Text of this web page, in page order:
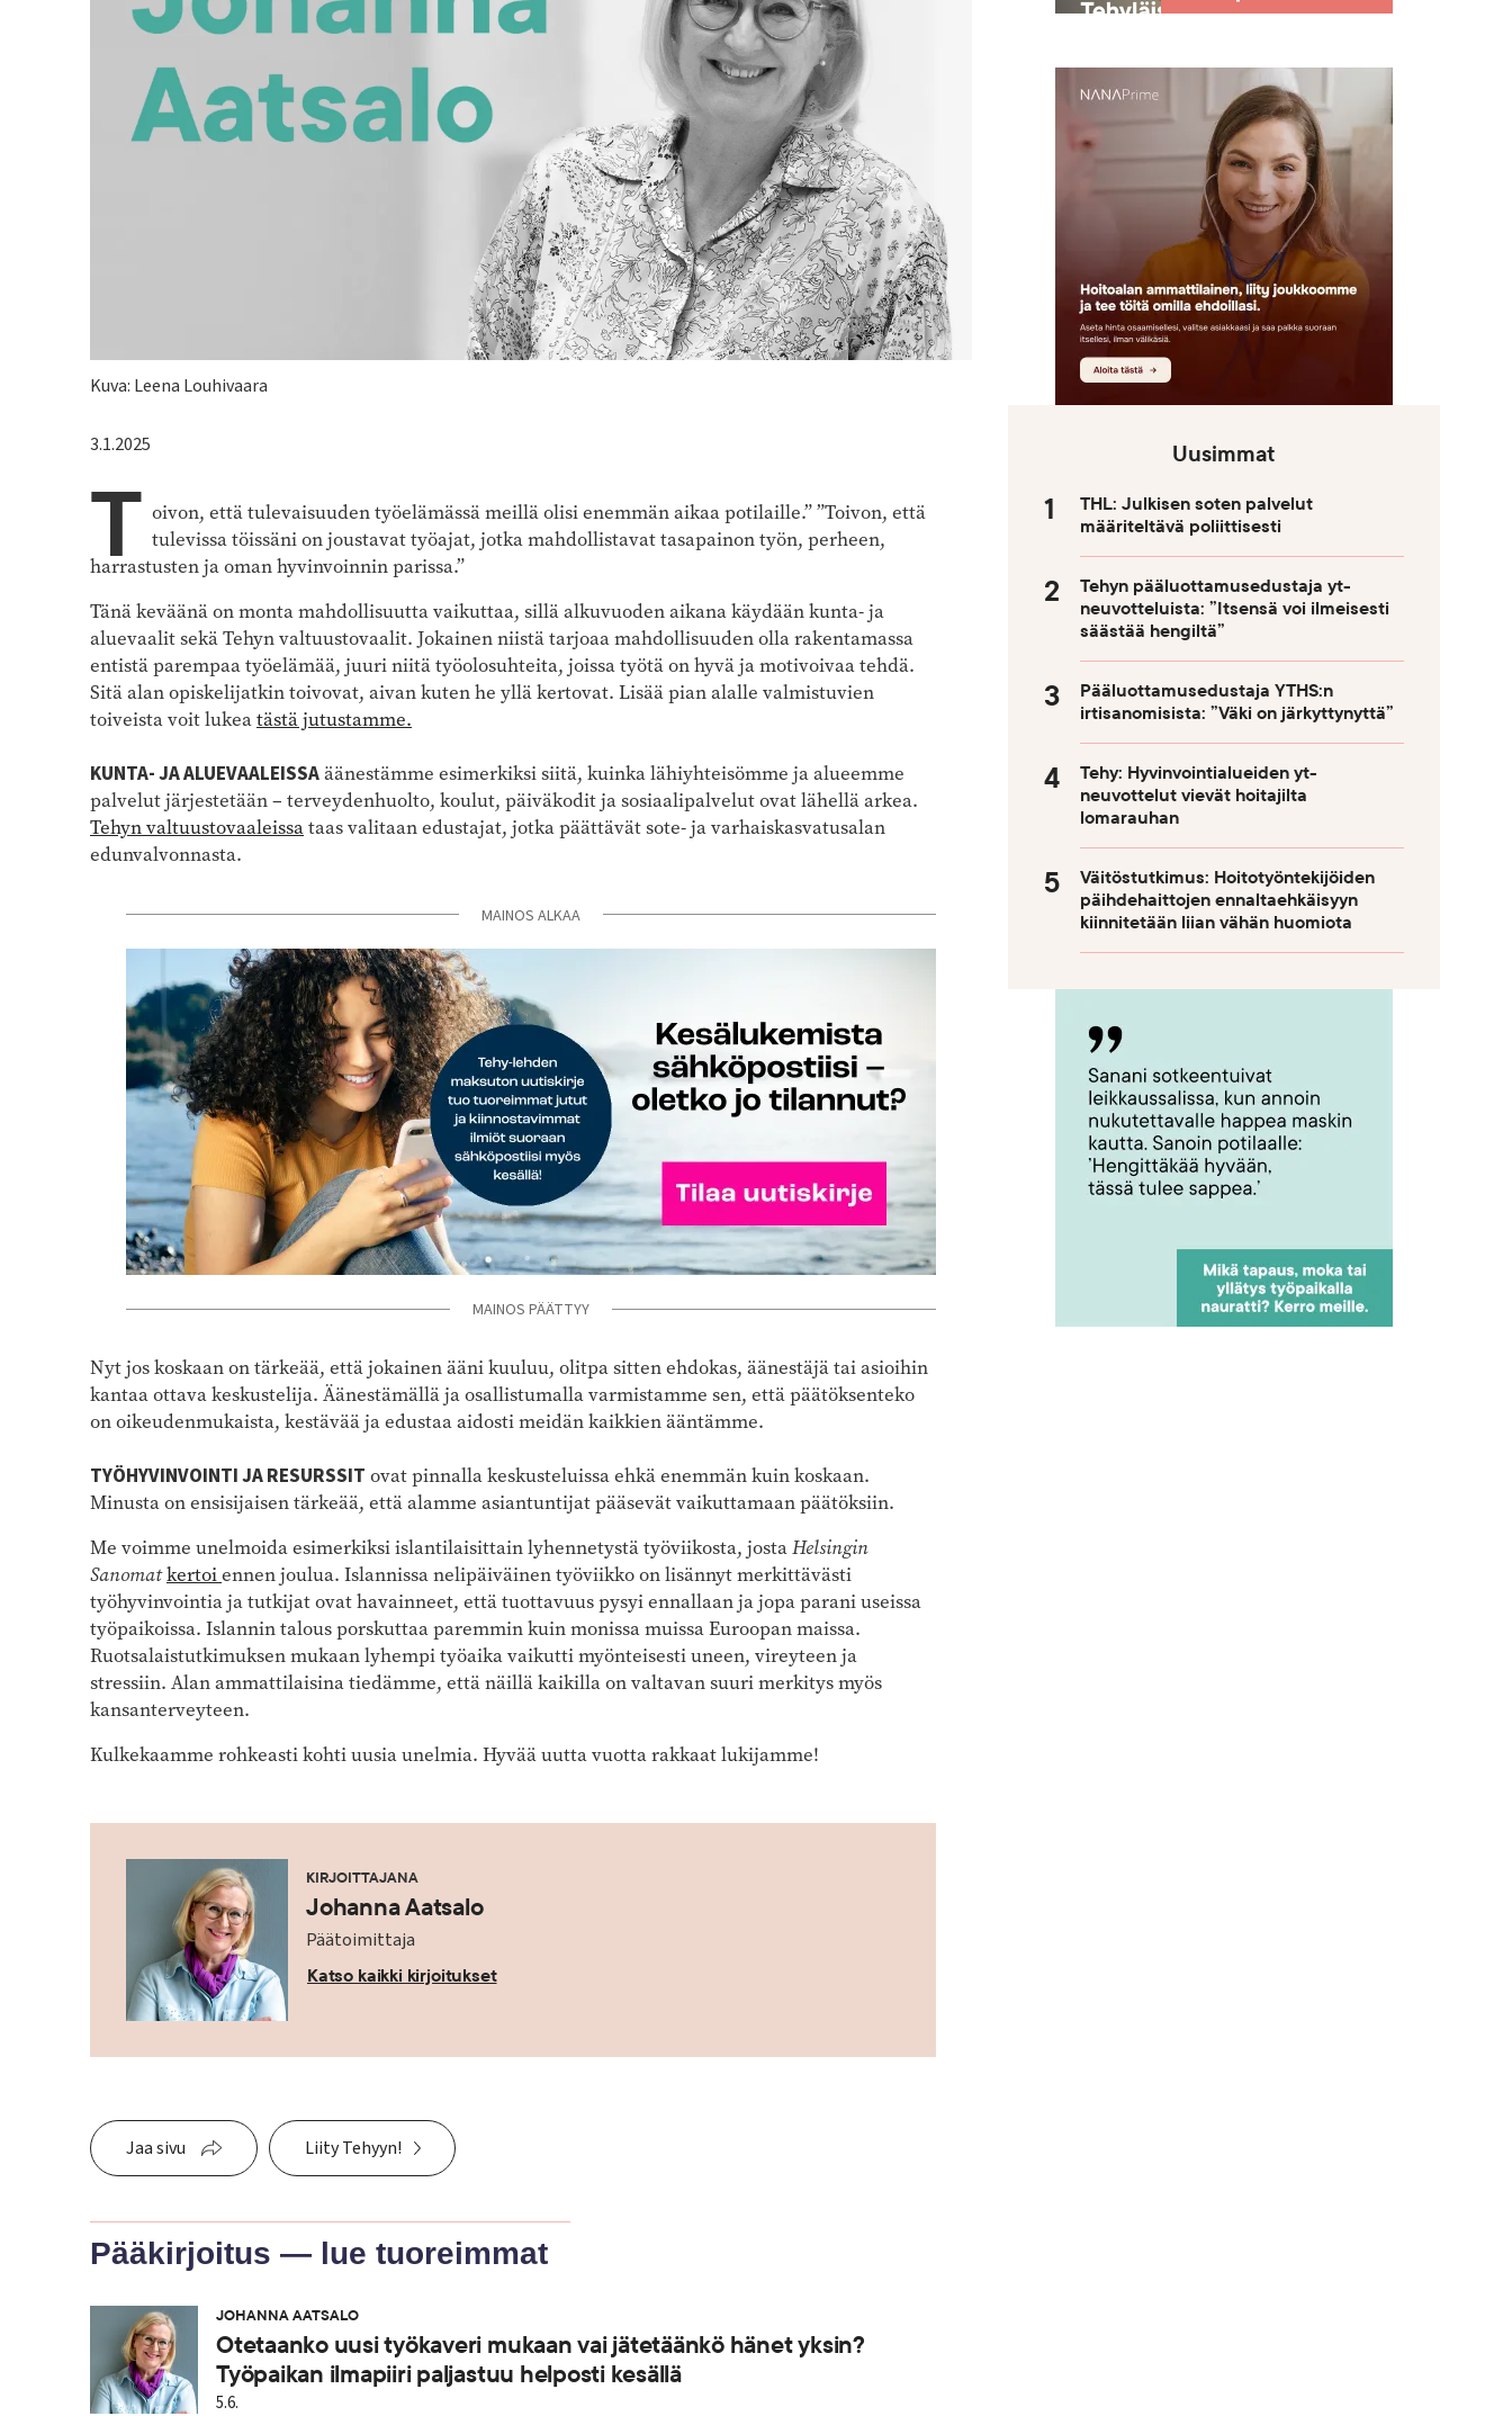
Kuva: Leena Louhivaara
3.1.2025
T oivon, että tulevaisuuden työelämässä meillä olisi enemmän aikaa potilaille.” ”Toivon, että
tulevissa töissäni on joustavat työajat, jotka mahdollistavat tasapainon työn, perheen,
harrastusten ja oman hyvinvoinnin parissa.”
Tänä keväänä on monta mahdollisuutta vaikuttaa, sillä alkuvuoden aikana käydään kunta- ja
aluevaalit sekä Tehyn valtuustovaalit. Jokainen niistä tarjoaa mahdollisuuden olla rakentamassa
entistä parempaa työelämää, juuri niitä työolosuhteita, joissa työtä on hyvä ja motivoivaa tehdä.
Sitä alan opiskelijatkin toivovat, aivan kuten he yllä kertovat. Lisää pian alalle valmistuvien
toiveista voit lukeatästä jutustamme.
KUNTA- JA ALUEVAALEISSAäänestämme esimerkiksi siitä, kuinka lähiyhteisömme ja alueemme
palvelut järjestetään – terveydenhuolto, koulut, päiväkodit ja sosiaalipalvelut ovat lähellä arkea.
Tehyn valtuustovaaleissataas valitaan edustajat, jotka päättävät sote- ja varhaiskasvatusalan
edunvalvonnasta.
MAINOS ALKAA
MAINOS PÄÄTTYY
Nyt jos koskaan on tärkeää, että jokainen ääni kuuluu, olitpa sitten ehdokas, äänestäjä tai asioihin
kantaa ottava keskustelija. Äänestämällä ja osallistumalla varmistamme sen, että päätöksenteko
on oikeudenmukaista, kestävää ja edustaa aidosti meidän kaikkien ääntämme.
TYÖHYVINVOINTI JA RESURSSIT ovat pinnalla keskusteluissa ehkä enemmän kuin koskaan.
Minusta on ensisijaisen tärkeää, että alamme asiantuntijat pääsevät vaikuttamaan päätöksiin.
Me voimme unelmoida esimerkiksi islantilaisittain lyhennetystä työviikosta, jostaHelsingin
Sanomatkertoiennen joulua. Islannissa nelipäiväinen työviikko on lisännyt merkittävästi
työhyvinvointia ja tutkijat ovat havainneet, että tuottavuus pysyi ennallaan ja jopa parani useissa
työpaikoissa. Islannin talous porskuttaa paremmin kuin monissa muissa Euroopan maissa.
Ruotsalaistutkimuksen mukaan lyhempi työaika vaikutti myönteisesti uneen, vireyteen ja
stressiin. Alan ammattilaisina tiedämme, että näillä kaikilla on valtavan suuri merkitys myös
kansanterveyteen.
Kulkekaamme rohkeasti kohti uusia unelmia. Hyvää uutta vuotta rakkaat lukijamme!
KIRJOITTAJANA
Johanna Aatsalo
Päätoimittaja
Katso kaikki kirjoitukset
Jaa sivu Liity Tehyyn!
Pääkirjoitus — lue tuoreimmat
JOHANNA AATSALO
Otetaanko uusi työkaveri mukaan vai jätetäänkö hänet yksin?
Työpaikan ilmapiiri paljastuu helposti kesällä
5.6.
Uusimmat
THL: Julkisen soten palvelut
määriteltävä poliittisesti
Tehyn pääluottamusedustaja yt-
neuvotteluista: ”Itsensä voi ilmeisesti
säästää hengiltä”
Pääluottamusedustaja YTHS:n
irtisanomisista: ”Väki on järkyttynyttä”
Tehy: Hyvinvointialueiden yt-
neuvottelut vievät hoitajilta
lomarauhan
Väitöstutkimus: Hoitotyöntekijöiden
päihdehaittojen ennaltaehkäisyyn
kiinnitetään liian vähän huomiota